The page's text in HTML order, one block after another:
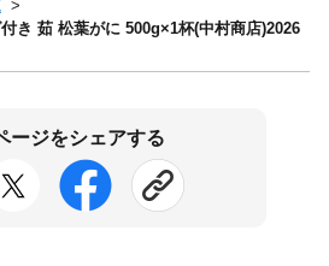
き 茹 松葉がに 500g×1杯(中村商店)2026
ージをシェアする